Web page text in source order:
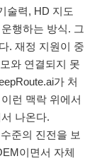
술력, HD 지도
행하는 방식. 그
. 재정 지원이 중
와 연결되지 못
가 처
런 맥락 위에서
나온다.
준의 진전을 보
이면서 자체